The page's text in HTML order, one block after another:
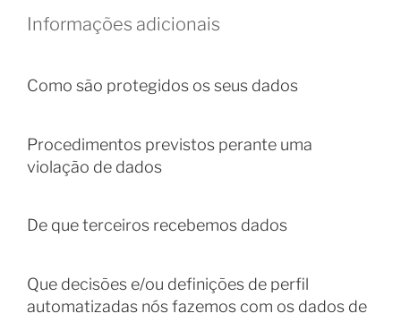
Informações adicionais
Como são protegidos os seus dados
Procedimentos previstos perante uma
violação de dados
De que terceiros recebemos dados
Que decisões e/ou definições de perfil
automatizadas nós fazemos com os dados de